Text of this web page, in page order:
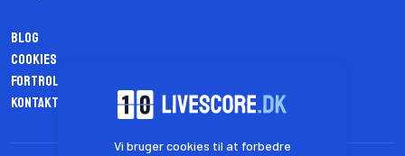
Blog
Cookies
Fortrolighedspolitik
Kontakt os
Vi bruger cookies til at forbedre